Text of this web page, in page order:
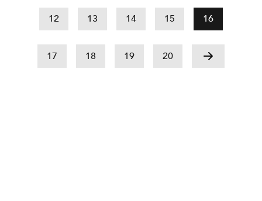
12 13 14 15 16
17 18 19 20